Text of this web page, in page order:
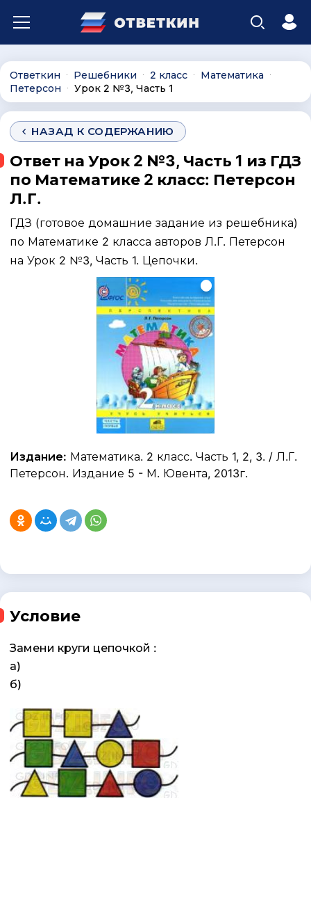
Ответкин ∙ Решебники ∙ 2 класс ∙ Математика ∙
Петерсон ∙ Урок 2 №3, Часть 1
НАЗАД К СОДЕРЖАНИЮ
Ответ на Урок 2 №3, Часть 1 из ГДЗ
по Математике 2 класс: Петерсон
Л.Г.
ГДЗ (готовое домашние задание из решебника)
по Математике 2 класса авторов Л.Г. Петерсон
на Урок 2 №3, Часть 1. Цепочки.
Издание: Математика. 2 класс. Часть 1, 2, 3. / Л.Г.
Петерсон. Издание 5 - М. Ювента, 2013г.
Условие
Замени круги цепочкой :
а)
б)